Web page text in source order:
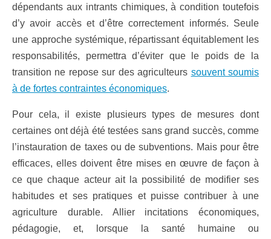
dépendants aux intrants chimiques, à condition toutefois
d’y avoir accès et d’être correctement informés. Seule
une approche systémique, répartissant équitablement les
responsabilités, permettra d’éviter que le poids de la
transition ne repose sur des agriculteurs souvent soumis
à de fortes contraintes économiques.
Pour cela, il existe plusieurs types de mesures dont
certaines ont déjà été testées sans grand succès, comme
l’instauration de taxes ou de subventions. Mais pour être
efficaces, elles doivent être mises en œuvre de façon à
ce que chaque acteur ait la possibilité de modifier ses
habitudes et ses pratiques et puisse contribuer à une
agriculture durable. Allier incitations économiques,
pédagogie, et, lorsque la santé humaine ou